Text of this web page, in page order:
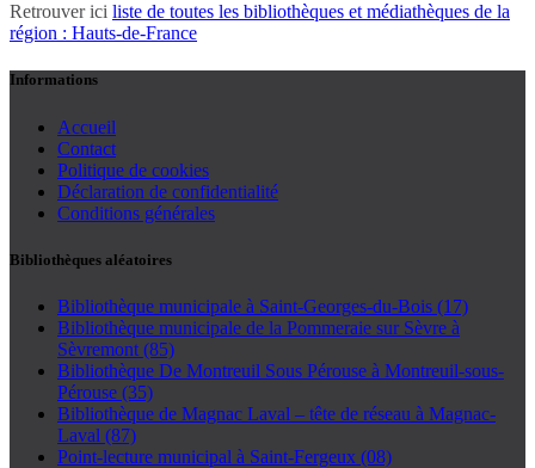
Retrouver ici liste de toutes les bibliothèques et médiathèques de la
région : Hauts-de-France
Informations
Accueil
Contact
Politique de cookies
Déclaration de confidentialité
Conditions générales
Bibliothèques aléatoires
Bibliothèque municipale à Saint-Georges-du-Bois (17)
Bibliothèque municipale de la Pommeraie sur Sèvre à
Sèvremont (85)
Bibliothèque De Montreuil Sous Pérouse à Montreuil-sous-
Pérouse (35)
Bibliothèque de Magnac Laval – tête de réseau à Magnac-
Laval (87)
Point-lecture municipal à Saint-Fergeux (08)